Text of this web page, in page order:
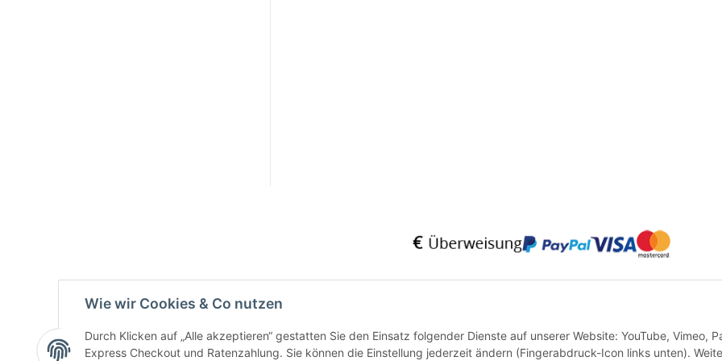
Wie wir Cookies & Co nutzen
Durch Klicken auf „Alle akzeptieren“ gestatten Sie den Einsatz folgender Dienste auf unserer Website: YouTube, Vimeo,
Express Checkout und Ratenzahlung. Sie können die Einstellung jederzeit ändern (Fingerabdruck-Icon links unten).
VERTRAG WIDERRUFEN